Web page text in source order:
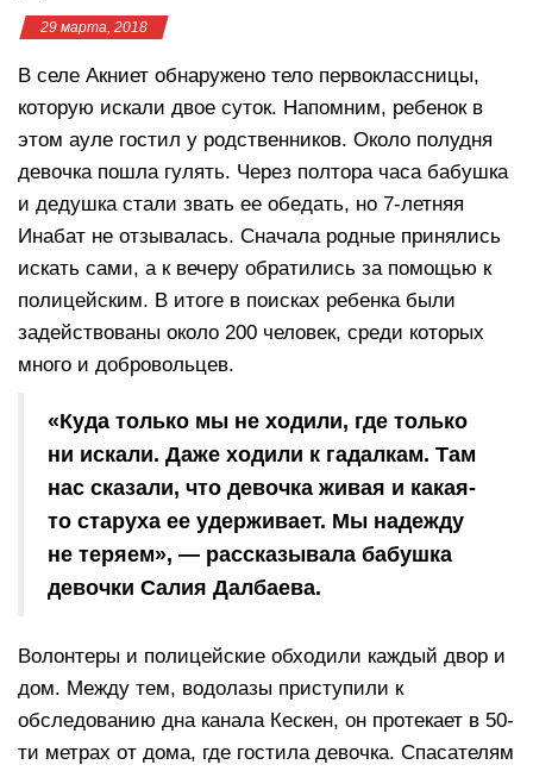
29 марта, 2018
В селе Акниет обнаружено тело первоклассницы,
которую искали двое суток. Напомним, ребенок в
этом ауле гостил у родственников. Около полудня
девочка пошла гулять. Через полтора часа бабушка
и дедушка стали звать ее обедать, но 7-летняя
Инабат не отзывалась. Сначала родные принялись
искать сами, а к вечеру обратились за помощью к
полицейским. В итоге в поисках ребенка были
задействованы около 200 человек, среди которых
много и добровольцев.
«Куда только мы не ходили, где только
ни искали. Даже ходили к гадалкам. Там
нас сказали, что девочка живая и какая-
то старуха ее удерживает. Мы надежду
не теряем», — рассказывала бабушка
девочки Салия Далбаева.
Волонтеры и полицейские обходили каждый двор и
дом. Между тем, водолазы приступили к
обследованию дна канала Кескен, он протекает в 50-
ти метрах от дома, где гостила девочка. Спасателям